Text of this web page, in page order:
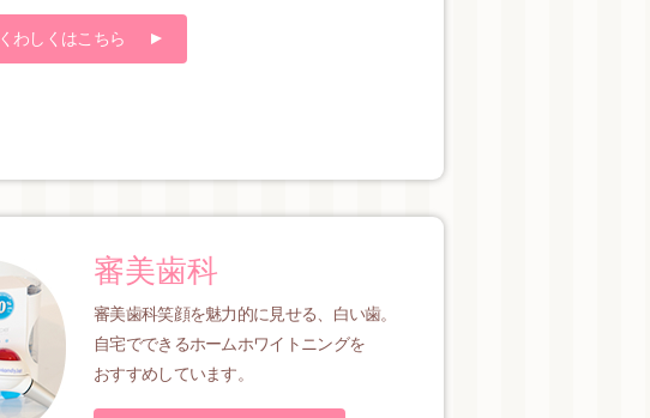
くわしくはこちら
審美歯科
審美歯科笑顔を魅力的に見せる、白い歯。
自宅でできるホームホワイトニングを
おすすめしています。